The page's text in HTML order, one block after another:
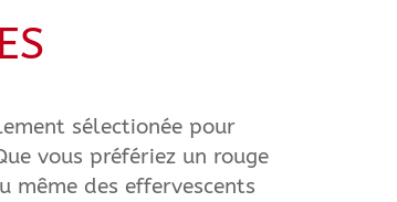
sélectionée pour
vous préfériez un rouge
même des effervescents